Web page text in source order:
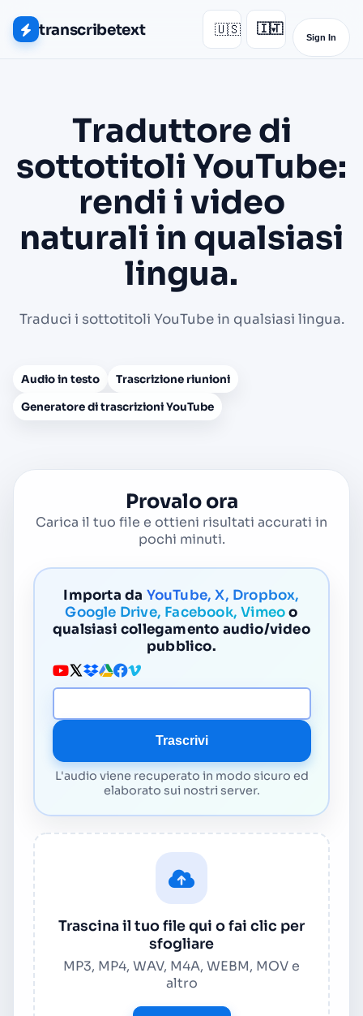
transcribetext 🇺🇸 🇮🇹
▾
Sign In
Traduttore di
sottotitoli YouTube:
rendi i video
naturali in qualsiasi
lingua.
Traduci i sottotitoli YouTube in qualsiasi lingua.
Audio in testo
Trascrizione riunioni
Generatore di trascrizioni YouTube
Provalo ora
Carica il tuo file e ottieni risultati accurati in
pochi minuti.
Importa da YouTube, X, Dropbox,
Google Drive, Facebook, Vimeoo
qualsiasi collegamento audio/video
pubblico.
URL media
Trascrivi
L'audio viene recuperato in modo sicuro ed
elaborato sui nostri server.
Trascina il tuo file qui o fai clic per
sfogliare
MP3, MP4, WAV, M4A, WEBM, MOV e
altro